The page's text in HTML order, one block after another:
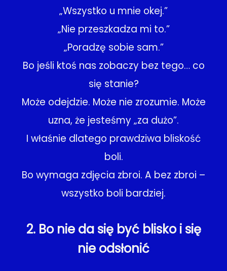
„Wszystko u mnie okej.”
„Nie przeszkadza mi to.”
„Poradzę sobie sam.”
Bo jeśli ktoś nas zobaczy bez tego… co
się stanie?
Może odejdzie. Może nie zrozumie. Może
uzna, że jesteśmy „za dużo”.
I właśnie dlatego prawdziwa bliskość
boli.
Bo wymaga zdjęcia zbroi. A bez zbroi –
wszystko boli bardziej.
2. Bo nie da się być blisko i się
nie odsłonić